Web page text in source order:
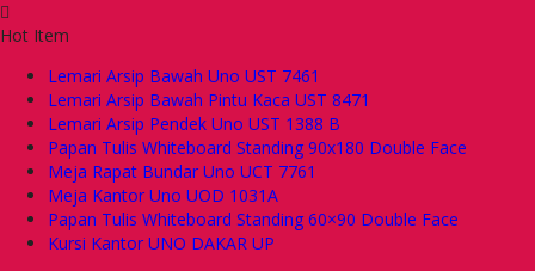
Hot Item
Lemari Arsip Bawah Uno UST 7461
Lemari Arsip Bawah Pintu Kaca UST 8471
Lemari Arsip Pendek Uno UST 1388 B
Papan Tulis Whiteboard Standing 90x180 Double Face
Meja Rapat Bundar Uno UCT 7761
Meja Kantor Uno UOD 1031A
Papan Tulis Whiteboard Standing 60×90 Double Face
Kursi Kantor UNO DAKAR UP